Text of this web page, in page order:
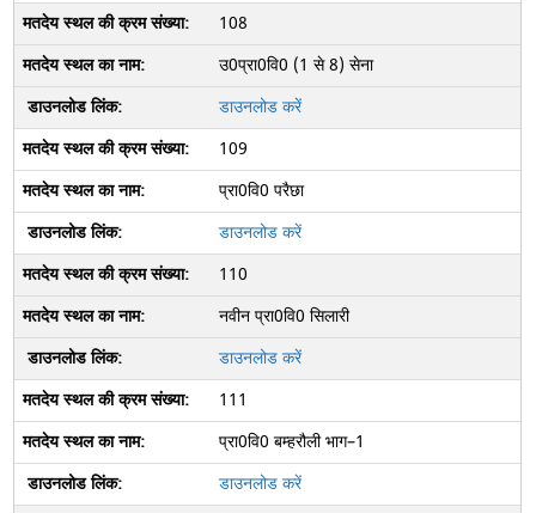
108
उ0प्रा0वि0 (1 से 8) सेना
डाउनलोड करें
109
प्रा0वि0 परैछा
डाउनलोड करें
110
नवीन प्रा0वि0 सिलारी
डाउनलोड करें
111
प्रा0वि0 बम्हरौली भाग–1
डाउनलोड करें